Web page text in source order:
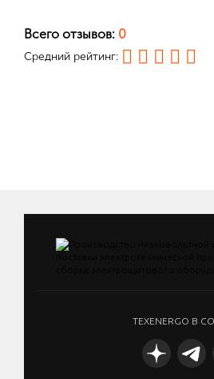
Всего отзывов: 0
Средний рейтинг:
TEXENERGO В